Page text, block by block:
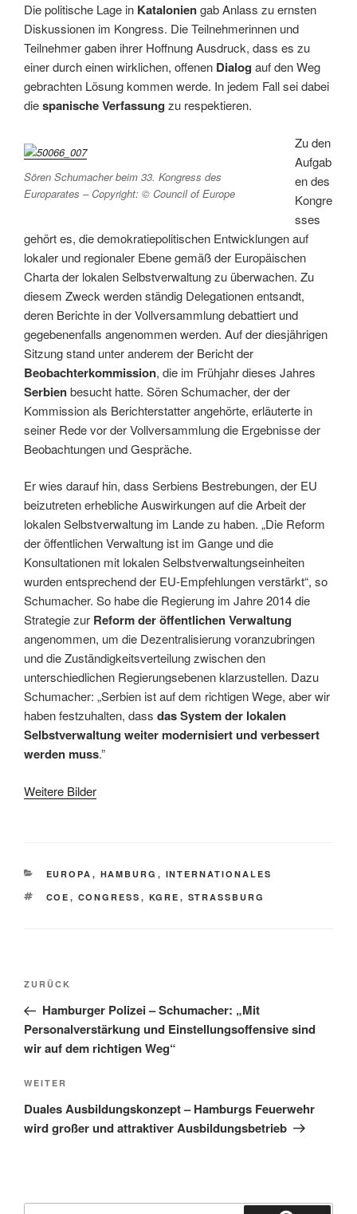
Die politische Lage in Kataloniengab Anlass zu ernsten
Diskussionen im Kongress. Die Teilnehmerinnen und
Teilnehmer gaben ihrer Hoffnung Ausdruck, dass es zu
einer durch einen wirklichen, offenen Dialog auf den Weg
gebrachten Lösung kommen werde. In jedem Fall sei dabei
diespanische Verfassung zu respektieren.
Sören Schumacher beim 33. Kongress des
Europarates – Copyright: © Council of Europe
Zu den
Aufgab
en des
Kongre
sses
gehört es, die demokratiepolitischen Entwicklungen auf
lokaler und regionaler Ebene gemäß der Europäischen
Charta der lokalen Selbstverwaltung zu überwachen. Zu
diesem Zweck werden ständig Delegationen entsandt,
deren Berichte in der Vollversammlung debattiert und
gegebenenfalls angenommen werden. Auf der diesjährigen
Sitzung stand unter anderem der Bericht der
Beobachterkommission, die im Frühjahr dieses Jahres
Serbienbesucht hatte. Sören Schumacher, der der
Kommission als Berichterstatter angehörte, erläuterte in
seiner Rede vor der Vollversammlung die Ergebnisse der
Beobachtungen und Gespräche.
Er wies darauf hin, dass Serbiens Bestrebungen, der EU
beizutreten erhebliche Auswirkungen auf die Arbeit der
lokalen Selbstverwaltung im Lande zu haben. „Die Reform
der öffentlichen Verwaltung ist im Gange und die
Konsultationen mit lokalen Selbstverwaltungseinheiten
wurden entsprechend der EU-Empfehlungen verstärkt“, so
Schumacher. So habe die Regierung im Jahre 2014 die
Strategie zur Reform der öffentlichen Verwaltung
angenommen, um die Dezentralisierung voranzubringen
und die Zuständigkeitsverteilung zwischen den
unterschiedlichen Regierungsebenen klarzustellen. Dazu
Schumacher: „Serbien ist auf dem richtigen Wege, aber wir
haben festzuhalten, dass das System der lokalen
Selbstverwaltung weiter modernisiert und verbessert
werden muss.”
Weitere Bilder
KATEGORIEN
EUROPA , HAMBURG , INTERNATIONALES
SCHLAGWÖRTER
COE , CONGRESS , KGRE , STRASSBURG
Beitragsnavigation
Vorheriger
Beitrag
ZURÜCK
Hamburger Polizei – Schumacher: „Mit
Personalverstärkung und Einstellungsoffensive sind
wir auf dem richtigen Weg“
Nächster
Beitrag
WEITER
Duales Ausbildungskonzept – Hamburgs Feuerwehr
wird großer und attraktiver Ausbildungsbetrieb